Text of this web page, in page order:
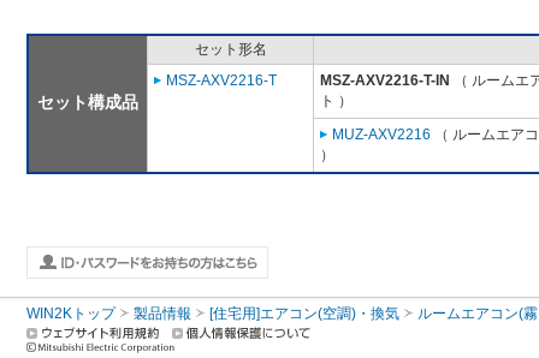
セット構成品
セット形名
MSZ-AXV2216-T
MSZ-AXV2216-T-IN
（ ルームエ
ト ）
MUZ-AXV2216 （ ルームエア
）
WIN2Kトップ 製品情報 [住宅用]エアコン(空調)・換気 ルームエアコン(